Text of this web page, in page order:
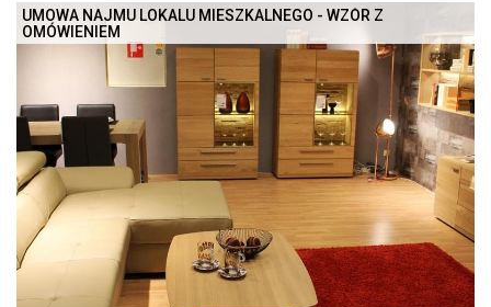
UMOWA NAJMU LOKALU MIESZKALNEGO - WZÓR Z
OMÓWIENIEM